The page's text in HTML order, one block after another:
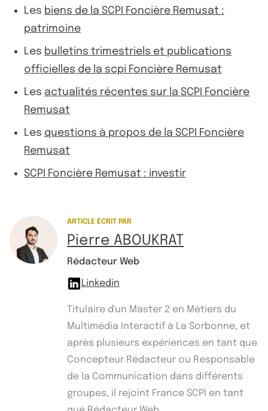
Les biens de la SCPI Foncière Remusat :
patrimoine
Les bulletins trimestriels et publications
officielles de la scpi Foncière Remusat
Les actualités récentes sur la SCPI Foncière
Remusat
Les questions à propos de la SCPI Foncière
Remusat
SCPI Foncière Remusat : investir
ARTICLE ÉCRIT PAR
Pierre ABOUKRAT
Rédacteur Web
Linkedin
Titulaire d'un Master 2 en Métiers du
Multimédia Interactif à La Sorbonne, et
après plusieurs expériences en tant que
Concepteur Rédacteur ou Responsable
de la Communication dans différents
groupes, il rejoint France SCPI en tant